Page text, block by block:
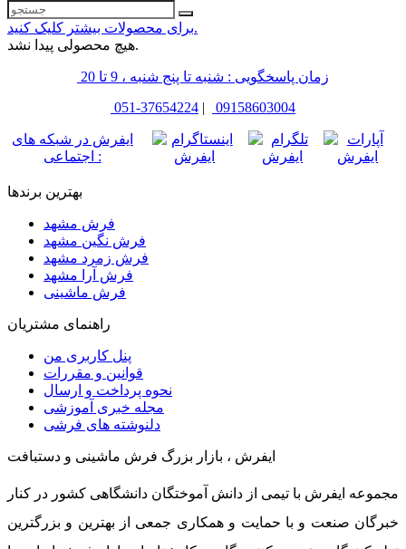
برای محصولات بیشتر کلیک کنید.
هیچ محصولی پیدا نشد.
زمان پاسخگویی : شنبه تا پنج شنبه ، 9 تا 20
051-37654224 | 09158603004
ایفرش در شبکه های
اجتماعی :
بهترین برندها
فرش مشهد
فرش نگین مشهد
فرش زمرد مشهد
فرش آرا مشهد
فرش ماشینی
راهنمای مشتریان
پنل کاربری من
قوانین و مقررات
نحوه پرداخت و ارسال
مجله خبری آموزشی
دلنوشته های فرشی
ایفرش ، بازار بزرگ فرش ماشینی و دستبافت
مجموعه ایفرش با تیمی از دانش آموختگان دانشگاهی کشور در کنار
خبرگان صنعت و با حمایت و همکاری جمعی از بهترین و بزرگترین